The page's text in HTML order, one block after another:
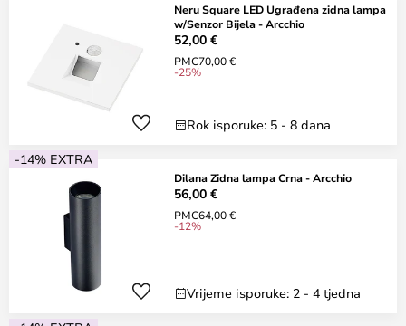
Neru Square LED Ugrađena zidna lampa
w/Senzor Bijela - Arcchio
52,00 €
PMC70,00 €
-25%
Rok isporuke: 5 - 8 dana
-14% EXTRA
Dilana Zidna lampa Crna - Arcchio
56,00 €
PMC64,00 €
-12%
Vrijeme isporuke: 2 - 4 tjedna